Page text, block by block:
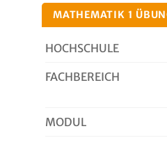
MATHEMATIK 1
HOCHSCHULE
FACHBEREICH
MODUL